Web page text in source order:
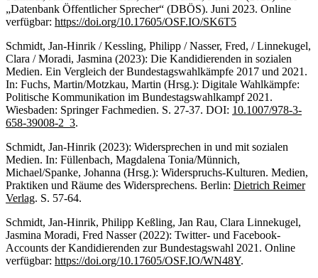
„Datenbank Öffentlicher Sprecher“ (DBÖS). Juni 2023. Online
verfügbar: https://doi.org/10.17605/OSF.IO/SK6T5
Schmidt, Jan-Hinrik / Kessling, Philipp / Nasser, Fred, / Linnekugel,
Clara / Moradi, Jasmina (2023): Die Kandidierenden in sozialen
Medien. Ein Vergleich der Bundestagswahlkämpfe 2017 und 2021.
In: Fuchs, Martin/Motzkau, Martin (Hrsg.): Digitale Wahlkämpfe:
Politische Kommunikation im Bundestagswahlkampf 2021.
Wiesbaden: Springer Fachmedien. S. 27-37. DOI: 10.1007/978-3-
658-39008-2_3.
Schmidt, Jan-Hinrik (2023): Widersprechen in und mit sozialen
Medien. In: Füllenbach, Magdalena Tonia/Münnich,
Michael/Spanke, Johanna (Hrsg.): Widerspruchs-Kulturen. Medien,
Praktiken und Räume des Widersprechens. Berlin: Dietrich Reimer
Verlag. S. 57-64.
Schmidt, Jan-Hinrik, Philipp Keßling, Jan Rau, Clara Linnekugel,
Jasmina Moradi, Fred Nasser (2022): Twitter- und Facebook-
Accounts der Kandidierenden zur Bundestagswahl 2021. Online
verfügbar: https://doi.org/10.17605/OSF.IO/WN48Y.